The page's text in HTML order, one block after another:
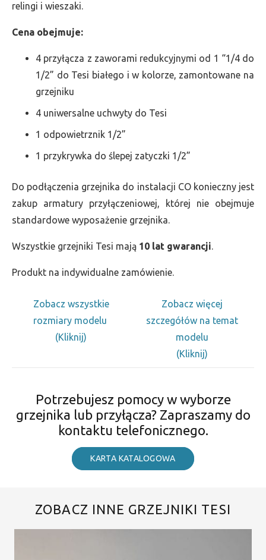
relingi i wieszaki.
Cena obejmuje:
4 przyłącza z zaworami redukcyjnymi od 1 “1/4 do
1/2” do Tesi białego i w kolorze, zamontowane na
grzejniku
4 uniwersalne uchwyty do Tesi
1 odpowietrznik 1/2”
1 przykrywka do ślepej zatyczki 1/2”
Do podłączenia grzejnika do instalacji CO konieczny jest
zakup armatury przyłączeniowej, której nie obejmuje
standardowe wyposażenie grzejnika.
Wszystkie grzejniki Tesi mają 10 lat gwarancji.
Produkt na indywidualne zamówienie.
Zobacz wszystkie
rozmiary modelu
(Kliknij)
Zobacz więcej
szczegółów na temat
modelu
(Kliknij)
Potrzebujesz pomocy w wyborze
grzejnika lub przyłącza? Zapraszamy do
kontaktu telefonicznego.
KARTA KATALOGOWA
ZOBACZ INNE GRZEJNIKI TESI